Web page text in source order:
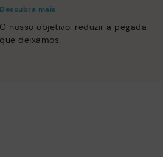
Descubra mais
O nosso objetivo: reduzir a pegada
que deixamos.